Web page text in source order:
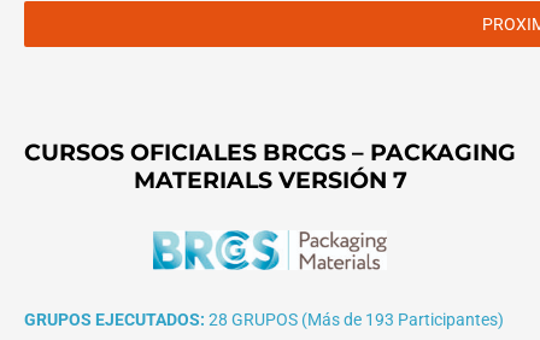
CURSOS OFICIALES BRCGS – PACKAGING
MATERIALS VERSIÓN 7
GRUPOS EJECUTADOS: 28 GRUPOS (Más de 193 Participantes)